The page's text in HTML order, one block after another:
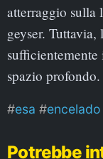
atterraggio sulla
geyser.
spazio profondo.
esa encelado
Potrebbe